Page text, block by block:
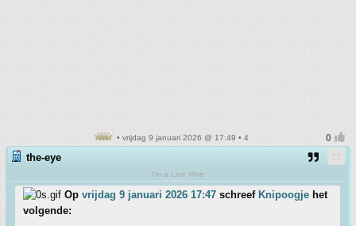
• vrijdag 9 januari 2026 @ 17:49 • 4
the-eye
I'm a Live Wire
Op vrijdag 9 januari 2026 17:47 schreef Knipoogje het
volgende: